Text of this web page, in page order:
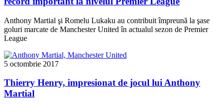
Anthony Martial şi Romelu Lukaku au contribuit împreună la şase
goluri marcate de Manchester United în actualul sezon de Premier
League
5 octombrie 2017
Thierry Henry, impresionat de jocul lui Anthony
Martial